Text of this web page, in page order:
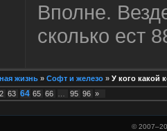
Вполне.
сколько ест
жизнь » Софт и железо » У кого какой
63 64 65 66 95 96 »
© 2007–